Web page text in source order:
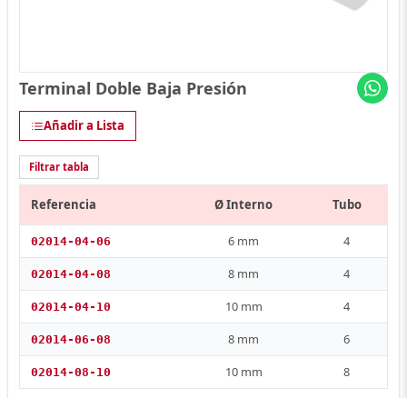
Terminal Doble Baja Presión
Añadir a Lista
Filtrar tabla
Referencia Ø Interno Tubo
02014-04-06 6 mm 4
02014-04-08 8 mm 4
02014-04-10 10 mm 4
02014-06-08 8 mm 6
02014-08-10 10 mm 8